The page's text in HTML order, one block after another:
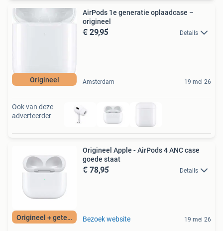
Origineel
AirPods 1e generatie oplaadcase –
origineel
€ 29,95 Details
Amsterdam 19 mei 26
Ook van deze
adverteerder
Origineel + getest
Origineel Apple - AirPods 4 ANC case
goede staat
€ 78,95 Details
Bezoek website 19 mei 26